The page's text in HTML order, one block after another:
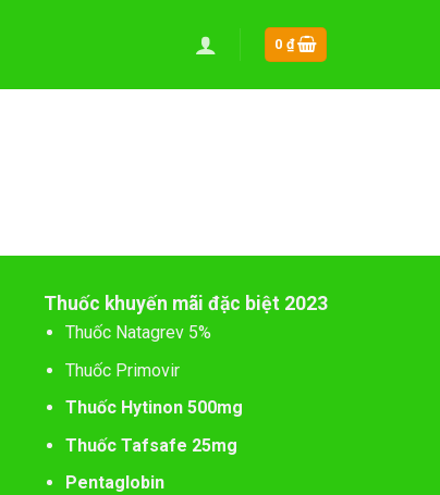
0 ₫
Thuốc khuyến mãi đặc biệt 2023
Thuốc Natagrev 5%
Thuốc Primovir
Thuốc Hytinon 500mg
Thuốc Tafsafe 25mg
Pentaglobin